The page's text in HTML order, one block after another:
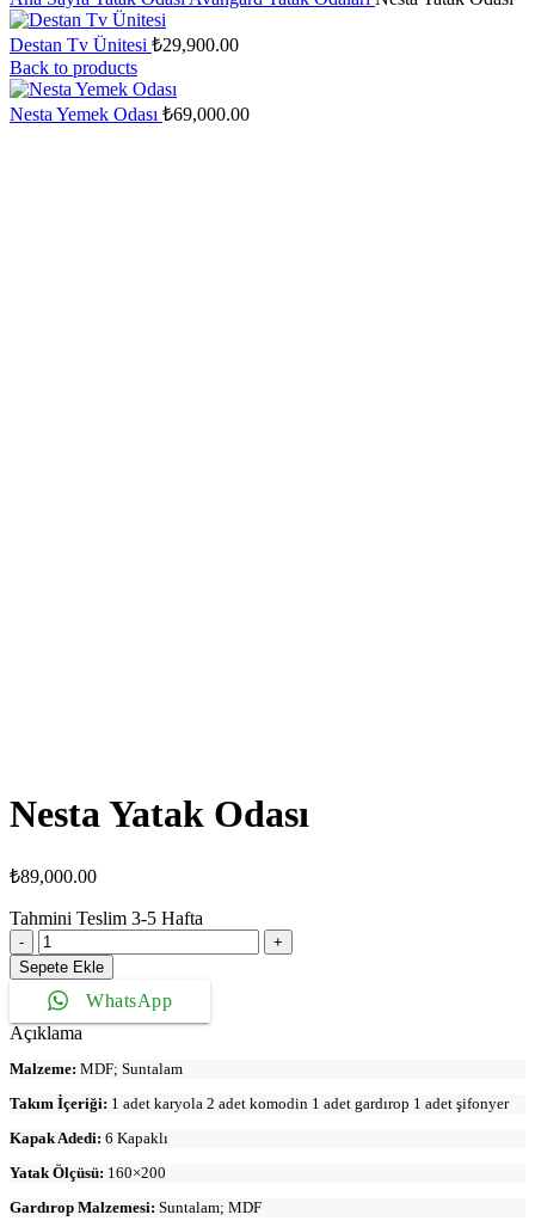
Destan Tv Ünitesi ₺29,900.00
Back to products
Nesta Yemek Odası ₺69,000.00
Nesta Yatak Odası
₺89,000.00
Tahmini Teslim 3-5 Hafta
Nesta
Yatak
Odası
adet
Sepete Ekle
WhatsApp
Açıklama
Malzeme: MDF; Suntalam
Takım İçeriği: 1 adet karyola 2 adet komodin 1 adet gardırop 1 adet şifonyer
Kapak Adedi: 6 Kapaklı
Yatak Ölçüsü: 160×200
Gardırop Malzemesi: Suntalam; MDF